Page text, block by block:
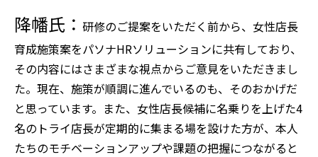
降幡氏： 研修のご提案をいただく前から、女性店長
育成施策案をパソナHRソリューションに共有しており、
その内容にはさまざまな視点からご意見をいただきまし
た。現在、施策が順調に進んでいるのも、そのおかげだ
と思っています。また、女性店長候補に名乗りを上げた4
名のトライ店長が定期的に集まる場を設けた方が、本人
たちのモチベーションアップや課題の把握につながると